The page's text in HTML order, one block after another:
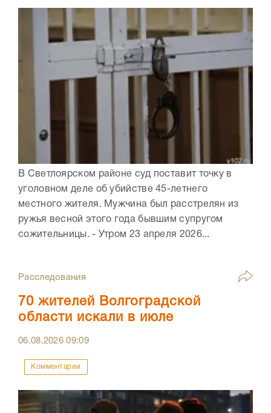
В Светлоярском районе суд поставит точку в
уголовном деле об убийстве 45-летнего
местного жителя. Мужчина был расстрелян из
ружья весной этого года бывшим супругом
сожительницы. - Утром 23 апреля 2026...
Расследования
70 жителей Волгоградской
области искали в июле
06.08.202609:09
Комментарии